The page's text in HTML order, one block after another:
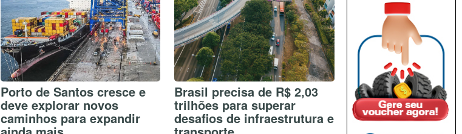
Porto de Santos cresce e
deve explorar novos
caminhos para expandir
Brasil precisa de R$ 2,03
trilhões para superar
desafios de infraestrutura e